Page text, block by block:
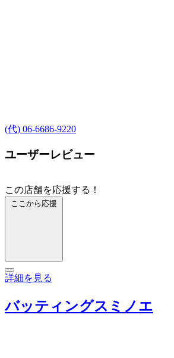
(代) 06-6686-9220
ユーザーレビュー
この店舗を応援する！
ここから応援
詳細を見る
バッティングスミノエ